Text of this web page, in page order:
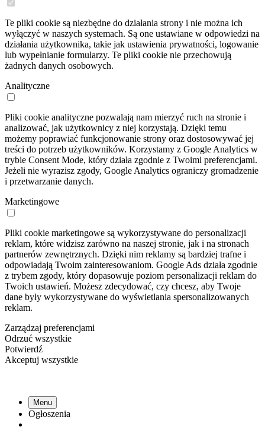
Te pliki cookie są niezbędne do działania strony i nie można ich
wyłączyć w naszych systemach. Są one ustawiane w odpowiedzi na
działania użytkownika, takie jak ustawienia prywatności, logowanie
lub wypełnianie formularzy. Te pliki cookie nie przechowują
żadnych danych osobowych.
Analityczne
Pliki cookie analityczne pozwalają nam mierzyć ruch na stronie i
analizować, jak użytkownicy z niej korzystają. Dzięki temu
możemy poprawiać funkcjonowanie strony oraz dostosowywać jej
treści do potrzeb użytkowników. Korzystamy z Google Analytics w
trybie Consent Mode, który działa zgodnie z Twoimi preferencjami.
Jeżeli nie wyrazisz zgody, Google Analytics ograniczy gromadzenie
i przetwarzanie danych.
Marketingowe
Pliki cookie marketingowe są wykorzystywane do personalizacji
reklam, które widzisz zarówno na naszej stronie, jak i na stronach
partnerów zewnętrznych. Dzięki nim reklamy są bardziej trafne i
odpowiadają Twoim zainteresowaniom. Google Ads działa zgodnie
z trybem zgody, który dopasowuje poziom personalizacji reklam do
Twoich ustawień. Możesz zdecydować, czy chcesz, aby Twoje
dane były wykorzystywane do wyświetlania spersonalizowanych
reklam.
Zarządzaj preferencjami
Odrzuć wszystkie
Potwierdź
Akceptuj wszystkie
Menu
Ogłoszenia